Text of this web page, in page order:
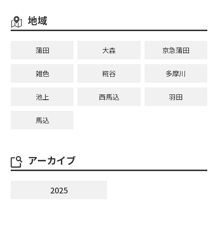
地域
蒲田 大森 京急蒲田
雑色 糀谷 多摩川
池上 西馬込 羽田
馬込
アーカイブ
2025